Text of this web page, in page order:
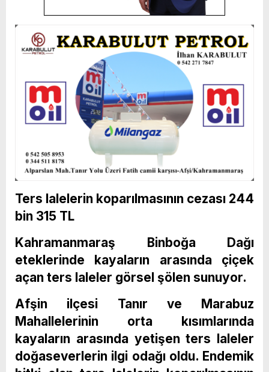
Ters lalelerin koparılmasının cezası 244
bin 315 TL
Kahramanmaraş Binboğa Dağı
eteklerinde kayaların arasında çiçek
açan ters laleler görsel şölen sunuyor.
Afşin ilçesi Tanır ve Marabuz
Mahallelerinin orta kısımlarında
kayaların arasında yetişen ters laleler
doğaseverlerin ilgi odağı oldu. Endemik